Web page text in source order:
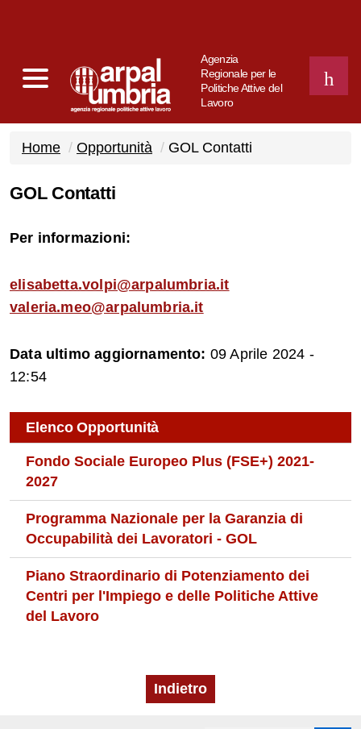
Agenzia
Regionale per le
Politiche Attive del
Lavoro
CERCA
Home Opportunità GOL Contatti
GOL Contatti
Per informazioni:
elisabetta.volpi@arpalumbria.it
valeria.meo@arpalumbria.it
Data ultimo aggiornamento: 09 Aprile 2024 -
12:54
Elenco Opportunità
Fondo Sociale Europeo Plus (FSE+) 2021-
2027
Programma Nazionale per la Garanzia di
Occupabilità dei Lavoratori - GOL
Piano Straordinario di Potenziamento dei
Centri per l'Impiego e delle Politiche Attive
del Lavoro
Indietro